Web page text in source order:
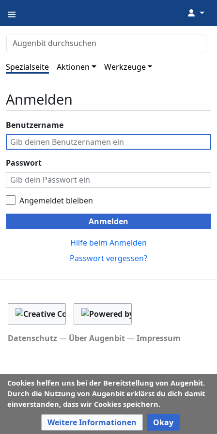
↓
Spezialseite Aktionen Werkzeuge
Anmelden
Benutzername
Passwort
Angemeldet bleiben
Anmelden
Hilfe beim Anmelden
Passwort vergessen?
Cookies helfen uns bei der Bereitstellung von Augenbit.
Durch die Nutzung von Augenbit erklärst du dich damit
einverstanden, dass wir Cookies speichern.
Weitere Informationen Okay
Datenschutz Über Augenbit Impressum